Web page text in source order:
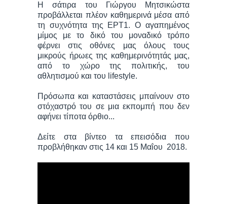
Η σάτιρα του Γιώργου Μητσικώστα
προβάλλεται πλέον καθημερινά μέσα από
τη συχνότητα της ΕΡΤ1. Ο αγαπημένος
μίμος με το δικό του μοναδικό τρόπο
φέρνει στις οθόνες μας όλους τους
μικρούς ήρωες της καθημερινότητάς μας,
από το χώρο της πολιτικής, του
αθλητισμού και του lifestyle.
Πρόσωπα και καταστάσεις μπαίνουν στο
στόχαστρό του σε μια εκπομπή που δεν
αφήνει τίποτα όρθιο...
Δείτε στα βίντεο τα επεισόδια που
προβλήθηκαν στις 14 και 15 Μαΐου 2018.